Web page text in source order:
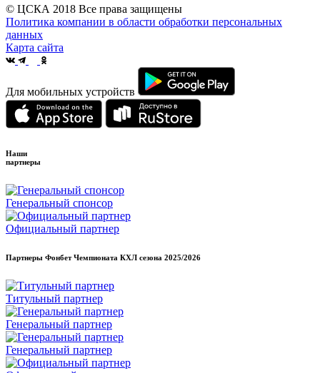
© ЦСКА 2018 Все права защищены
Политика компании в области обработки персональных
данных
Карта сайта
Для мобильных устройств
Наши
партнеры
Генеральный спонсор
Официальный партнер
Партнеры Фонбет Чемпионата КХЛ сезона 2025/2026
Титульный партнер
Генеральный партнер
Генеральный партнер